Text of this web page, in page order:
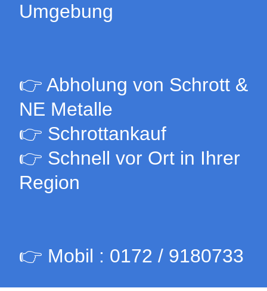
Umgebung
👉 Abholung von Schrott &
NE Metalle
👉 Schrottankauf
👉 Schnell vor Ort in Ihrer
Region
👉 Mobil : 0172 / 9180733